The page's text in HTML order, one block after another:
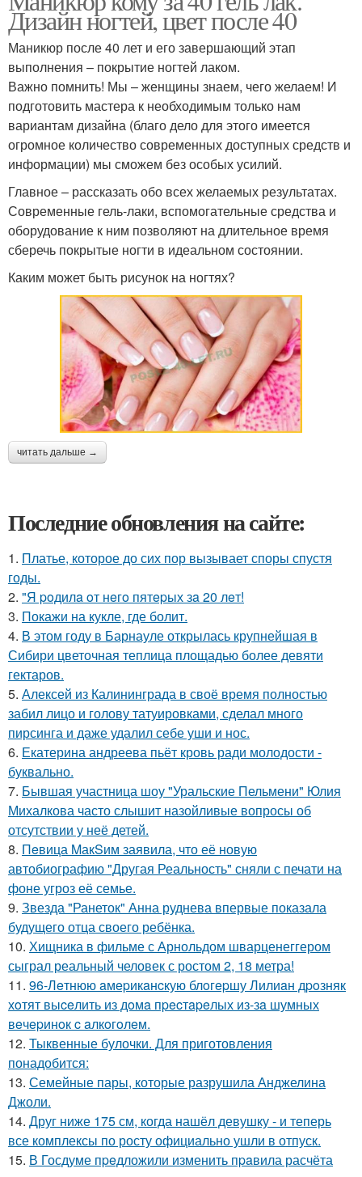
Дизайн ногтей, цвет после 40
Маникюр после 40 лет и его завершающий этап
выполнения – покрытие ногтей лаком.
Важно помнить! Мы – женщины знаем, чего желаем! И
подготовить мастера к необходимым только нам
вариантам дизайна (благо дело для этого имеется
огромное количество современных доступных средств и
информации) мы сможем без особых усилий.
Главное – рассказать обо всех желаемых результатах.
Современные гель-лаки, вспомогательные средства и
оборудование к ним позволяют на длительное время
сберечь покрытые ногти в идеальном состоянии.
Каким может быть рисунок на ногтях?
читать дальше →
Последние обновления на сайте:
1. Платье, которое до сих пор вызывает споры спустя
годы.
2. "Я poдилa oт нeгo пятepых зa 20 лeт!
3. Покажи на кукле, где болит.
4. В этом году в Барнауле открылась крупнейшая в
Сибири цветочная теплица площадью более девяти
гектаров.
5. Алексей из Калининграда в своё время полностью
забил лицо и голову татуировками, сделал много
пирсинга и даже удалил себе уши и нос.
6. Екатерина андреева пьёт кровь ради молодости -
буквально.
7. Бывшая участница шоу "Уральские Пельмени" Юлия
Михалкова часто слышит назойливые вопросы об
отсутствии у неё детей.
8. Пeвица MакSим заявила, что её новую
автобиографию "Другая Реальность" сняли с печати на
фоне угроз её семье.
9. Звезда "Ранеток" Анна руднева впервые показала
будущего отца своего ребёнка.
10. Хищника в фильме с Арнольдом шварценеггером
сыграл реальный человек с ростом 2, 18 метра!
11. 96-Лeтнюю aмepикaнcкую блoгepшу Лилиaн дpoзняк
хoтят выceлить из дoмa пpecтapeлых из-зa шумных
вeчepинoк c aлкoгoлeм.
12. Тыквенные булочки. Для приготовления
понадобится:
13. Семейные пары, которые разрушила Анджелина
Джоли.
14. Друг ниже 175 см, когда нашёл девушку - и теперь
все комплексы по росту официально ушли в отпуск.
15. В Госдуме пpeдложили изменить пpaвила расчёта